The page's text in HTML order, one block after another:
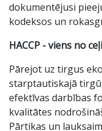
dokumentējusi
kodeksos un
HACCP - viens no
Pārejot uz tirgus
starptautiskajā
efektīvas darbības
kvalitātes
Pārtikas un